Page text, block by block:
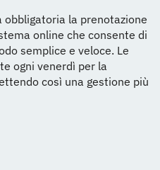
obbligatoria la prenotazione
online che consente di
semplice e veloce. Le
ogni venerdì per la
così una gestione più